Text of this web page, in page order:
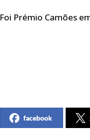
Foi Prémio Camões
facebook